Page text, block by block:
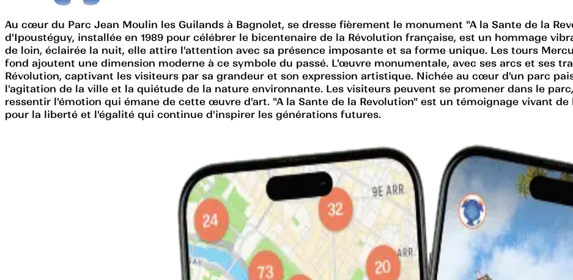
Au cœur du Parc Jean Moulin les Guilands à Bagnolet, se dresse fièrement le monument "A la Sante de la
d'Ipoustéguy, installée en 1989 pour célébrer le bicentenaire de la Révolution française, est un hommage
de loin, éclairée la nuit, elle attire l'attention avec sa présence imposante et sa forme unique. Les tours
fond ajoutent une dimension moderne à ce symbole du passé. L'œuvre monumentale, avec ses arcs et ses
Révolution, captivant les visiteurs par sa grandeur et son expression artistique. Nichée au cœur d'un parc
l'agitation de la ville et la quiétude de la nature environnante. Les visiteurs peuvent se promener dans le
ressentir l'émotion qui émane de cette œuvre d'art. "A la Sante de la Revolution" est un témoignage vivant
pour la liberté et l'égalité qui continue d'inspirer les générations futures.